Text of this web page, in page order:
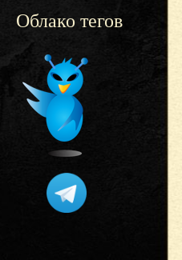
Облако тегов